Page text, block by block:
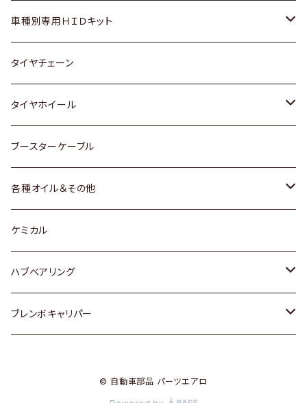
マツダ
三菱
スバル
レクサス
ダイハツ
マツダ
三菱
スバル
日産
いすゞ
ダイハツ
マツダ
三菱
スバル
スズキ
日産
ダイハツ
スバル
ホンダ
スズキ
日産
ダイハツ
マツダ
ホンダ
スズキ
日産
ダイハツ
マツダ
スバル
車種別専用ＨＩＤキット
トヨタ
マツダ
タイヤチェーン
タイヤホイール
トヨタ
ホンダ
スズキ
日産
ダイハツ
ブースターケーブル
各種オイル＆その他
ディーデル洗浄添加剤
ケミカル
ハブベアリング
トヨタ
ブレンボキャリパー
© 自動車部品 パーツエアロ